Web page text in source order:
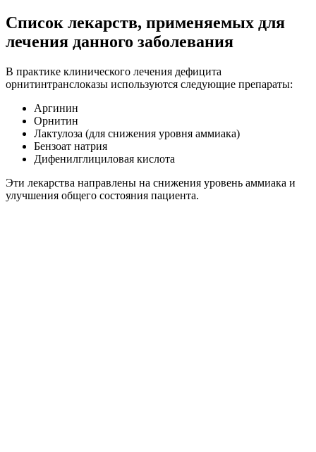
Список лекарств, применяемых для
лечения данного заболевания
В практике клинического лечения дефицита
орнитинтранслоказы используются следующие препараты:
Аргинин
Орнитин
Лактулоза (для снижения уровня аммиака)
Бензоат натрия
Дифенилглициловая кислота
Эти лекарства направлены на снижения уровень аммиака и
улучшения общего состояния пациента.